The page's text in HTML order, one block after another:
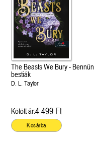
The Beasts We Bury -
bestiák
D. L. Taylor
Kötött ár:4 499 Ft
Kosárba